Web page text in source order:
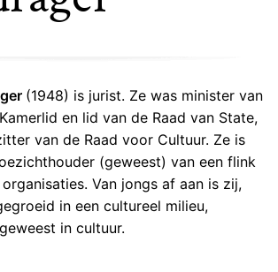
(1948) is jurist. Ze was minister van
en lid van de Raad van State,
van de Raad voor Cultuur. Ze is
(geweest) van een flink
Van jongs af aan is zij,
in een cultureel milieu,
in cultuur.